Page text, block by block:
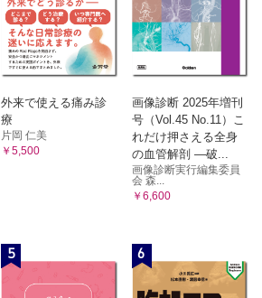
外来で使える痛み診
療
片岡 仁美
￥5,500
画像診断 2025年増刊
号（Vol.45 No.11）こ
れだけ押さえる全身
の血管解剖 ―破...
画像診断実行編集委員
会 森...
￥6,600
5 6